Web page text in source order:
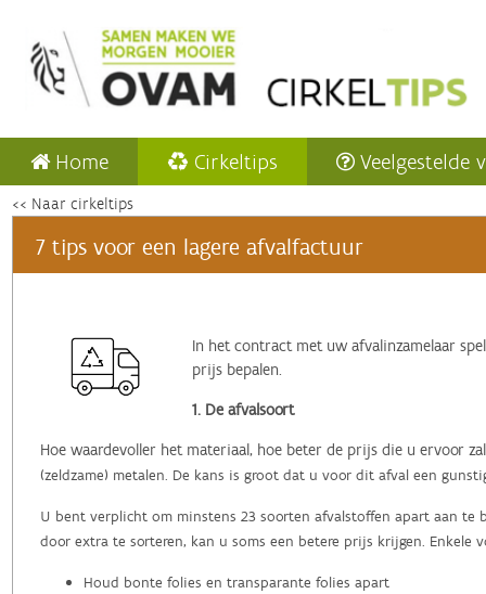
Home Cirkeltips Veelgestelde
<< Naar cirkeltips
7 tips voor een lagere afvalfactuur
In het contract met uw afvalinzamelaar
prijs bepalen.
1. De afvalsoort
Hoe waardevoller het materiaal, hoe beter de prijs die u ervoor
(zeldzame) metalen. De kans is groot dat u voor dit afval een
U bent verplicht om minstens 23 soorten afvalstoffen apart aan te
door extra te sorteren, kan u soms een betere prijs krijgen. Enkele
Houd bonte folies en transparante folies apart